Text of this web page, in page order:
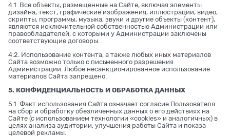
4.1. Все объекты, размещенные на Сайте, включая элементы
дизайна, текст, графические изображения, иллюстрации, видео,
скрипты, программы, музыка, звуки и другие объекты (контент),
являются исключительной собственностью Администрации или
правообладателей, с которыми у Администрации заключены
соответствующие договоры.
4.2. Использование контента, а также любых иных материалов
Сайта возможно только с письменного разрешения
Администрации. Любое несанкционированное использование
материалов Сайта запрещено.
5. КОНФИДЕНЦИАЛЬНОСТЬ И ОБРАБОТКА ДАННЫХ
5.1. Факт использования Сайта означает согласие Пользователя
на сбор и обработку обезличенных данных о его действиях на
Сайте (с использованием технологии «cookies» и аналогичных) в
целях анализа аудитории, улучшения работы Сайта и показа
целевой рекламы.